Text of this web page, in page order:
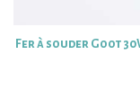
Fer à souder Goot